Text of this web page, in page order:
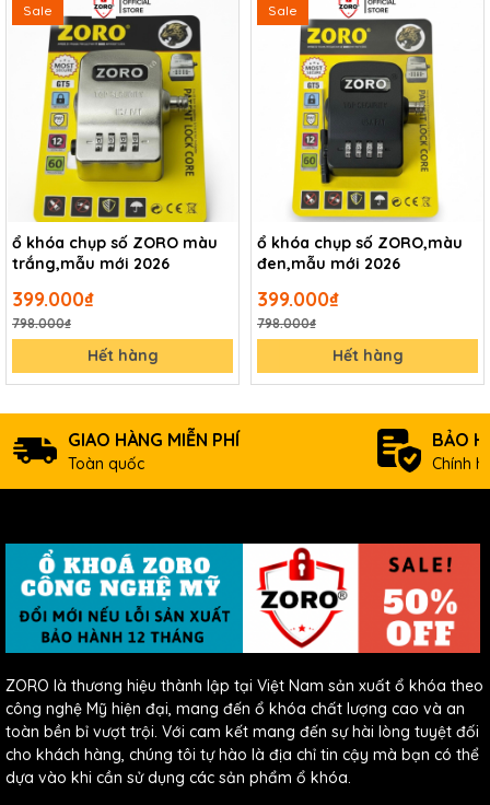
Sale
ổ khóa chụp số ZORO màu
trắng,mẫu mới 2026
399.000₫
798.000₫
Hết hàng
Sale
ổ khóa chụp số ZORO,màu
đen,mẫu mới 2026
399.000₫
798.000₫
Hết hàng
GIAO HÀNG MIỄN PHÍ
Toàn quốc
BẢO
Chính
ZORO là thương hiệu thành lập tại Việt Nam sản xuất ổ khóa theo
công nghệ Mỹ hiện đại, mang đến ổ khóa chất lượng cao và an
toàn bền bỉ vượt trội. Với cam kết mang đến sự hài lòng tuyệt đối
cho khách hàng, chúng tôi tự hào là địa chỉ tin cậy mà bạn có thể
dựa vào khi cần sử dụng các sản phẩm ổ khóa.